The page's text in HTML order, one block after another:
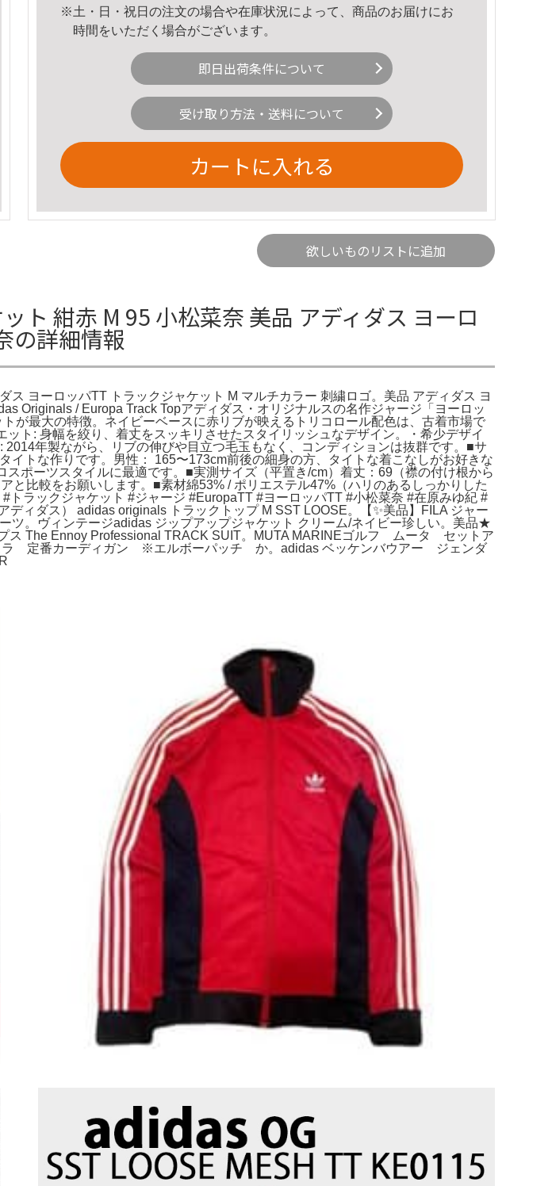
※土・日・祝日の注文の場合や在庫状況によって、商品のお届けにお
時間をいただく場合がございます。
即日出荷条件について
受け取り方法・送料について
カートに入れる
欲しいものリストに追加
ト 紺赤 M 95 小松菜奈 美品 アディダス ヨーロ
の詳細情報
ヨーロッパTT トラックジャケット M マルチカラー 刺繍ロゴ。美品 アディダス ヨ
Originals / Europa Track Top​アディダス・オリジナルスの名作ジャージ「ヨーロッ
が最大の特徴。ネイビーベースに赤リブが映えるトリコロール配色は、古着市場で
ト: 身幅を絞り、着丈をスッキリさせたスタイリッシュなデザイン。・​希少デザイ
年製ながら、リブの伸びや目立つ毛玉もなく、コンディションは抜群です。​■サ
トな作りです。​男性： 165〜173cm前後の細身の方、タイトな着こなしがお好きな
ポーツスタイルに最適です。​■実測サイズ（平置き/cm）​着丈：69（襟の付け根から
比較をお願いします。​■素材綿53% / ポリエステル47%（ハリのあるしっかりした
ラックジャケット #ジャージ #EuropaTT #ヨーロッパTT #小松菜奈 #在原みゆ紀 #
ィダス） adidas originals トラックトップ M SST LOOSE。【✨美品】FILA ジャー
ツ。ヴィンテージadidas ジップアップジャケット クリーム/ネイビー珍しい。美品★
ス The Ennoy Professional TRACK SUIT。MUTA MARINEゴルフ ムータ セットア
定番カーディガン ※エルボーパッチ か。adidas ベッケンバウアー ジェンダ